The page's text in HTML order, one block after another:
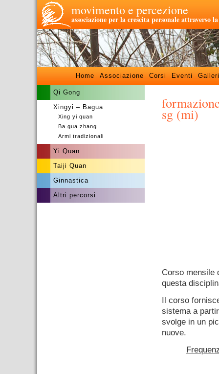
movimento e percezione
associazione per la crescita personale attraverso
Home Associazione Corsi Eventi
Qi Gong
Xingyi – Bagua
Xing yi quan
Ba gua zhang
Armi tradizionali
Yi Quan
Taiji Quan
Ginnastica
Altri percorsi
sg (mi)
Corso mensile
questa
Il corso
sistema a
svolge in un
nuove.